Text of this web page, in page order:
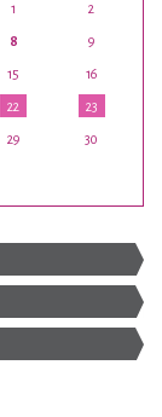
1 2
8 9
15 16
22 23
29 30